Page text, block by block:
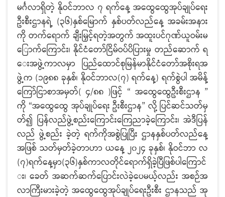
မင်္ဂလာရှိတဲ့ နိုဝင်ဘာလ ၇ ရက်နေ့ အထွေထွေအုပ်ချုပ်ရေး
ဦးစီးဌာနရဲ့ (၃၆)နှစ်မြောက် နှစ်ပတ်လည်နေ့ အခမ်းအနား
ကို တက်ရောက် ချီးမြှင့်ရတဲ့အတွက် အထူးပင်ဂုဏ်ယူဝမ်းမ
ြောက်ကြောင်း၊ နိုင်ငံတော်ငြိမ်ဝပ်ပိပြားမှု တည်ဆောက် ရ
ေးအဖွဲ့ကာလမှာ ပြည်ထောင်စုမြန်မာနိုင်ငံတော်အစိုးရအ
ဖွဲ့က (၁၉၈၈ ခုနှစ်၊ နိုဝင်ဘာလ(၇) ရက်နေ့) ရက်စွဲပါ အမိန့်
ကြော်ငြာစာအမှတ်( ၄/၈၈ )ဖြင့် “ အထွေထွေဦးစီးဌာန ”
ကို “အထွေထွေ အုပ်ချုပ်ရေး ဦးစီးဌာန” လို့ ပြင်ဆင်သတ်မှ
တ်၍ ပြန်လည်ဖွဲ့စည်းကြောင်းကြေညာခဲ့ကြောင်း၊ အဲဒီပြန်
လည် ဖွဲ့စည်း ခဲ့တဲ့ ရက်ကိုအစွဲပြုပြီး ဌာနနှစ်ပတ်လည်နေ့
အဖြစ် သတ်မှတ်ခဲ့တာဟာ ယနေ့ ၂၀၂၄ ခုနှစ်၊ နိုဝင်ဘာ လ
(၇)ရက်နေ့မှာ(၃၆)နှစ်ကာလတိုင်ရောက်ရှိခဲ့ပြီဖြစ်ပါကြောင်
း၊ ခေတ် အဆက်ဆက်ပြောင်းလဲခဲ့ပေမယ့်လည်း အစဉ်အ
လာကြီးမားခဲ့တဲ့ အထွေထွေအုပ်ချုပ်ရေးဦးစီး ဌာနသည် အု